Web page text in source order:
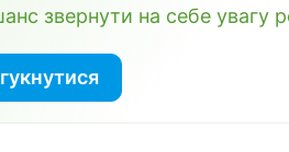
звернути на себе увагу